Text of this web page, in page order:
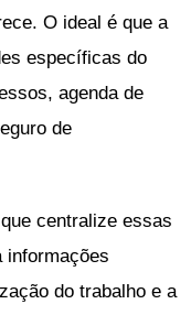
O ideal é que a
específicas do
agenda de
de
centralize essas
informações
do trabalho e a